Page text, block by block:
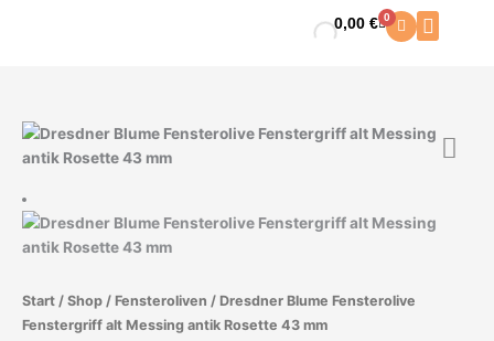
0,00€ 0
Warenkorb
Start / Shop / Fensteroliven / Dresdner Blume Fensterolive
Fenstergriff alt Messing antik Rosette 43 mm
Dresdner
Blume
Fenstergriff
alt
Messing
Rosette
43